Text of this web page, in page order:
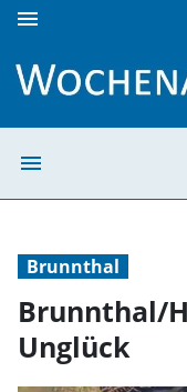
menu
menu
Brunnthal
Brunnthal/
Unglück